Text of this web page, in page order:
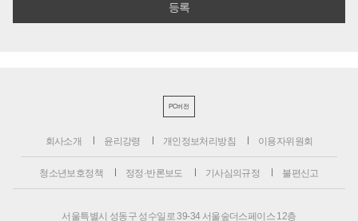
PC버전
회사소개 윤리강령 개인정보처리방침 이용자위원회
청소년보호정책 정정·반론보도 기사심의규정 불편신고
서울특별시 성동구 성수일로 39-34 서울숲더스페이스 12층